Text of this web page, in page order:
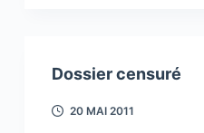
Dossier censuré
20 MAI 2011